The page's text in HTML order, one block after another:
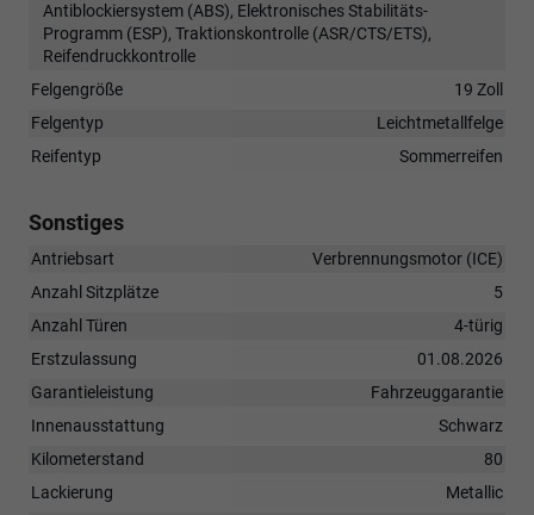
Antiblockiersystem (ABS), Elektronisches Stabilitäts-
Programm (ESP), Traktionskontrolle (ASR/CTS/ETS),
Reifendruckkontrolle
Felgengröße
19 Zoll
Felgentyp
Leichtmetallfelge
Reifentyp
Sommerreifen
Sonstiges
Antriebsart
Verbrennungsmotor (ICE)
Anzahl Sitzplätze
5
Anzahl Türen
4-türig
Erstzulassung
01.08.2026
Garantieleistung
Fahrzeuggarantie
Innenausstattung
Schwarz
Kilometerstand
80
Lackierung
Metallic